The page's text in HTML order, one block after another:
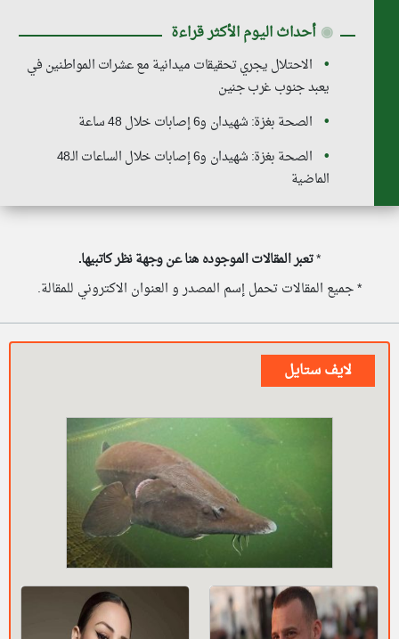
◉ أحداث اليوم الأكثر قراءة
الاحتلال يجري تحقيقات ميدانية مع عشرات المواطنين في
يعبد جنوب غرب جنين
الصحة بغزة: شهيدان و6 إصابات خلال 48 ساعة
الصحة بغزة: شهيدان و6 إصابات خلال الساعات الـ48
الماضية
*تعبر المقالات الموجوده هنا عن وجهة نظر كاتبيها.
* جميع المقالات تحمل إسم المصدر و العنوان الاكتروني للمقالة.
لايف ستايل